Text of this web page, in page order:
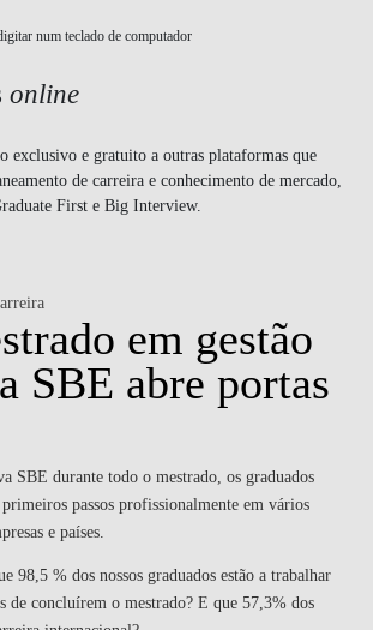
online
exclusivo e gratuito a outras plataformas que
de carreira e conhecimento de mercado,
First e Big Interview.
em gestão
SBE abre portas
SBE durante todo o mestrado, os graduados
passos profissionalmente em vários
e países.
98,5 %dos nossos graduados estão a trabalhar
de concluírem o mestrado? E que 57,3%dos